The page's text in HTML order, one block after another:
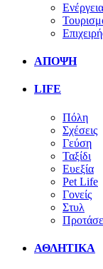
Ενέργεια
ΑΠΟΨΗ
LIFE
Πόλη
Σχέσεις
Γεύση
Ταξίδι
Ευεξία
Pet Life
Γονείς
Στυλ
ΑΘΛΗΤΙΚΑ